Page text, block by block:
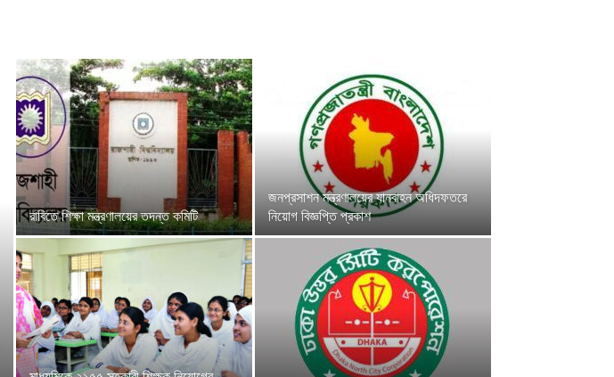
রাবিতে শিক্ষা মন্ত্রণালয়ের তদন্ত কমিটি
জনপ্রসাশন মন্ত্রণালয়ের যানবাহন অধিদফতরে
নিয়োগ বিজ্ঞপ্তি প্রকাশ